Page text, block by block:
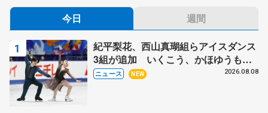
今日 週間
紀平梨花、西山真瑚組らアイスダンス
3組が追加 いくこう、かほゆうも、
木下グループ杯
ニュース NEW 2026.08.08